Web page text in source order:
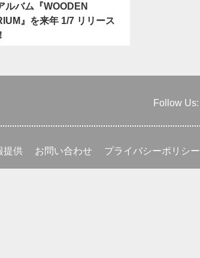
ルバム『WOODEN
』を来年 1/7 リリース
Follow Us:
提供 お問い合わせ プライバシーポリシー